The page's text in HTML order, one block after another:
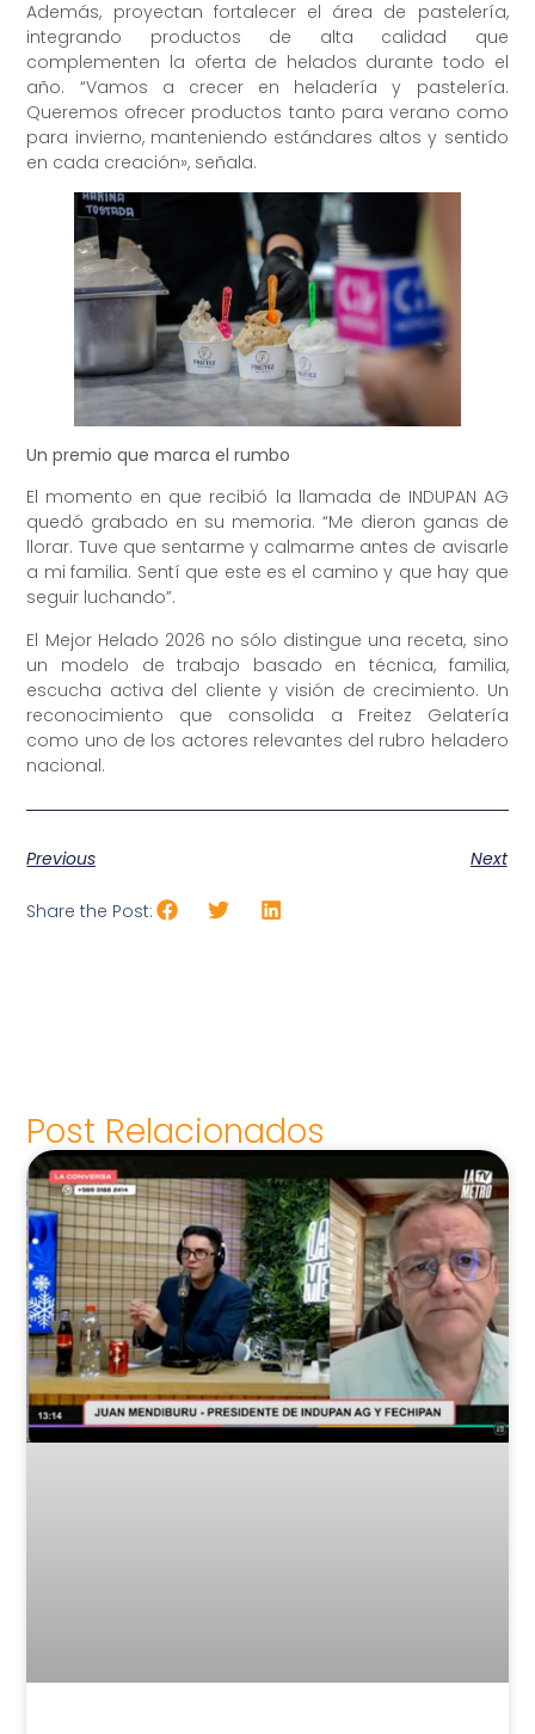
Además, proyectan fortalecer el área de pastelería,
integrando productos de alta calidad que
complementen la oferta de helados durante todo el
año. “Vamos a crecer en heladería y pastelería.
Queremos ofrecer productos tanto para verano como
para invierno, manteniendo estándares altos y sentido
en cada creación», señala.
Un premio que marca el rumbo
El momento en que recibió la llamada de INDUPAN AG
quedó grabado en su memoria. “Me dieron ganas de
llorar. Tuve que sentarme y calmarme antes de avisarle
a mi familia. Sentí que este es el camino y que hay que
seguir luchando”.
El Mejor Helado 2026 no sólo distingue una receta, sino
un modelo de trabajo basado en técnica, familia,
escucha activa del cliente y visión de crecimiento. Un
reconocimiento que consolida a Freitez Gelatería
como uno de los actores relevantes del rubro heladero
nacional.
Previous Next
Share the Post:
Post Relacionados